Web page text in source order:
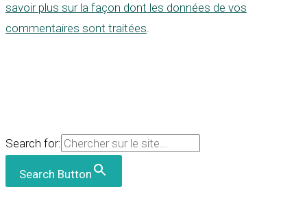
savoir plus sur la façon dont les données de vos
commentaires sont traitées.
Search for:
Search Button